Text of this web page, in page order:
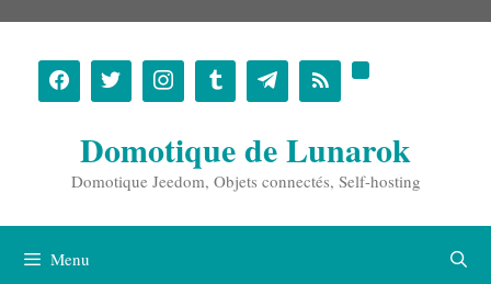
contenu
Domotique de Lunarok
Domotique Jeedom, Objets connectés, Self-hosting
Menu